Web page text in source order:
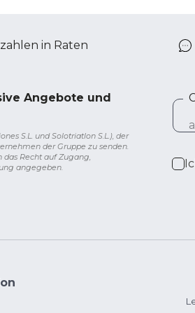
in Raten
Angebote und
S.L. und Solotriatlon S.L.), der
der Gruppe zu senden.
Recht auf Zugang,
angegeben.